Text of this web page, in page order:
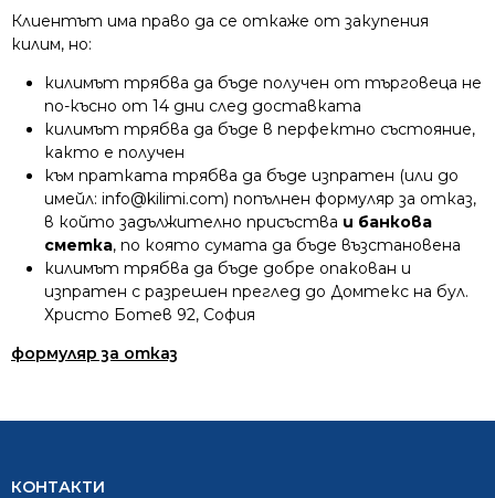
Клиентът има право да се откаже от закупения
килим, но:
килимът трябва да бъде получен от търговеца не
по-късно от 14 дни след доставката
килимът трябва да бъде в перфектно състояние,
както е получен
към пратката трябва да бъде изпратен (или до
имейл: info@kilimi.com) попълнен формуляр за отказ,
в който задължително присъства и банкова
сметка, по която сумата да бъде възстановена
килимът трябва да бъде добре опакован и
изпратен с разрешен преглед до Домтекс на бул.
Христо Ботев 92, София
формуляр за отказ
КОНТАКТИ